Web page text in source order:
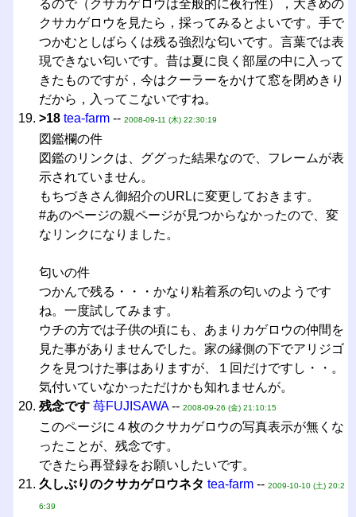
るので（クサカゲロウは全般的に夜行性），大きめの
クサカゲロウを見たら，採ってみるとよいです。手で
つかむとしばらくは残る強烈な匂いです。言葉では表
現できない匂いです。昔は夏に良く部屋の中に入って
きたものですが，今はクーラーをかけて窓を閉めきり
だから，入ってこないですね。
>18 tea-farm-- 2008-09-11 (木) 22:30:19
図鑑欄の件
図鑑のリンクは、ググった結果なので、フレームが表
示されていません。
もちづきさん御紹介のURLに変更しておきます。
#あのページの親ページが見つからなかったので、変
なリンクになりました。
匂いの件
つかんで残る・・・かなり粘着系の匂いのようです
ね。一度試してみます。
ウチの方では子供の頃にも、あまりカゲロウの仲間を
見た事がありませんでした。家の縁側の下でアリジゴ
クを見つけた事はありますが、１回だけですし・・。
気付いていなかっただけかも知れませんが。
残念です 苺FUJISAWA-- 2008-09-26 (金) 21:10:15
このページに４枚のクサカゲロウの写真表示が無くな
ったことが、残念です。
できたら再登録をお願いしたいです。
久しぶりのクサカゲロウネタ tea-farm-- 2009-10-10 (土) 20:2
6:39